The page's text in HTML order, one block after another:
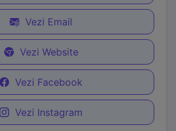
Vezi Email
Vezi Website
Vezi Facebook
Vezi Instagram
active
sunt esențiale pentru funcționarea site-
ul de sesiune, protecția CSRF și
de cookie. Nu pot fi dezactivate.